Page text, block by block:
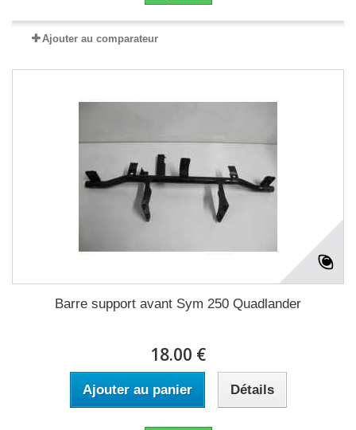
Ajouter au comparateur
Barre support avant Sym 250 Quadlander
18.00 €
Ajouter au panier Détails